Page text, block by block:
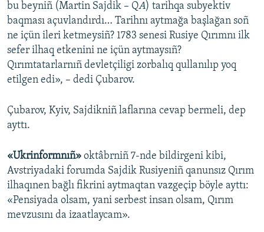
bu beyniñ (Martin Sajdik – QA) tarihqa subyektiv
baqması açuvlandırdı… Tarihnı aytmağa başlağan soñ
ne içün ileri ketmeysiñ? 1783 senesi Rusiye Qırımnı ilk
sefer ilhaq etkenini ne içün aytmaysıñ?
Qırımtatarlarnıñ devletçiligi zorbalıq qullanılıp yoq
etilgen edi», – dedi Çubarov.
Çubarov, Kyiv, Sajdikniñ laflarına cevap bermeli, dep
ayttı.
«Ukrinformnıñ» oktâbrniñ 7-nde bildirgeni kibi,
Avstriyadaki forumda Sajdik Rusiyeniñ qanunsız Qırım
ilhaqınen bağlı fikrini aytmaqtan vazgeçip böyle ayttı:
«Pensiyada olsam, yani serbest insan olsam, Qırım
mevzusını da izaatlaycam».